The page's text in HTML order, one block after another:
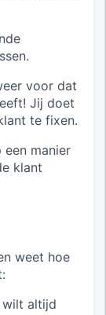
voor dat
Jij doet
te fixen.
manier
klant
weet hoe
wilt altijd